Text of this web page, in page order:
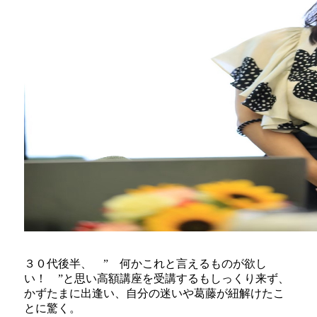
３０代後半、 ” 何かこれと言えるものが欲し
い！ ”と思い高額講座を受講するもしっくり来ず、
かずたまに出逢い、自分の迷いや葛藤が紐解けたこ
とに驚く。